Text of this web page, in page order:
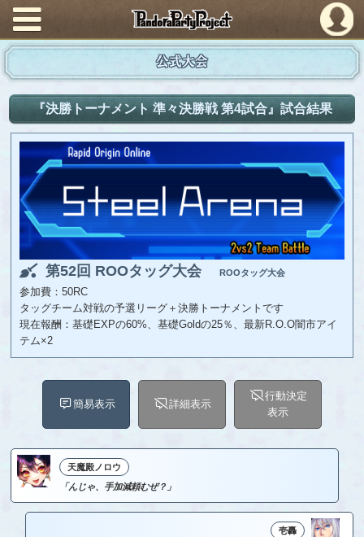
PandoraPartyProject
公式大会
『決勝トーナメント 準々決勝戦 第4試合』試合結果
第52回 ROOタッグ大会 ROOタッグ大会
参加費：50RC
タッグチーム対戦の予選リーグ＋決勝トーナメントです
現在報酬：基礎EXPの60%、基礎Goldの25％、最新R.O.O闇市アイ
テム×2
簡易表示 詳細表示
行動決定
表示
天魔殿ノロウ
「んじゃ、手加減頼むぜ？」
壱轟